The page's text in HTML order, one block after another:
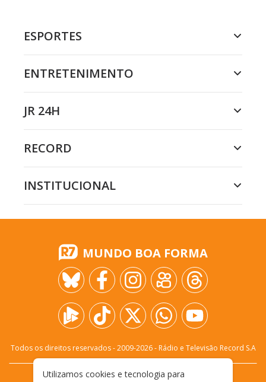
ESPORTES
ENTRETENIMENTO
JR 24H
RECORD
INSTITUCIONAL
MUNDO BOA FORMA
Todos os direitos reservados - 2009-2026- Rádio e Televisão Record S.A
Utilizamos cookies e tecnologia para